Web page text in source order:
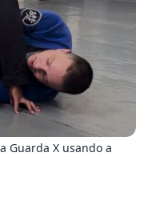
Guarda X usando a